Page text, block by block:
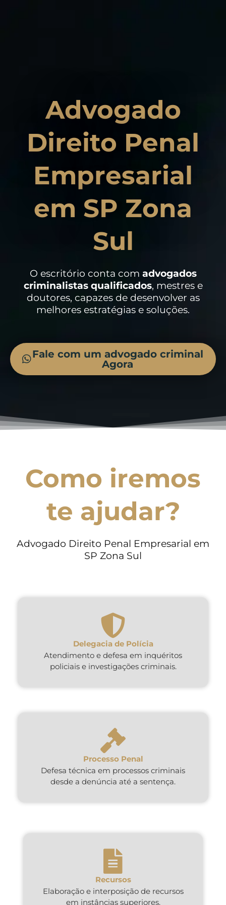
Advogado
Direito Penal
Empresarial
em SP Zona
Sul
O escritório conta com advogados
criminalistasqualificados, mestres e
doutores, capazes de desenvolver as
melhores estratégias e soluções.
Fale com um advogado criminal
Agora
Como iremos
te ajudar?
Advogado Direito Penal Empresarial em
SP Zona Sul
Delegacia de Polícia
Atendimento e defesa em inquéritos
policiais e investigações criminais.
Processo Penal
Defesa técnica em processos criminais
desde a denúncia até a sentença.
Recursos
Elaboração e interposição de recursos
em instâncias superiores.